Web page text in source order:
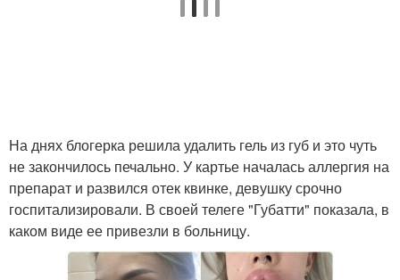
На днях блогерка решила удалить гель из губ и это чуть
не закончилось печально. У картье началась аллергия на
препарат и развился отек квинке, девушку срочно
госпитализировали. В своей телеге "Губатти" показала, в
каком виде ее привезли в больницу.